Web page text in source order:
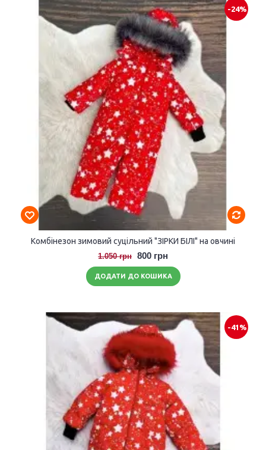
-24%
Комбінезон зимовий суцільний "ЗІРКИ БІЛІ" на овчині
1.050 грн 800 грн
ДОДАТИ ДО КОШИКА
-41%